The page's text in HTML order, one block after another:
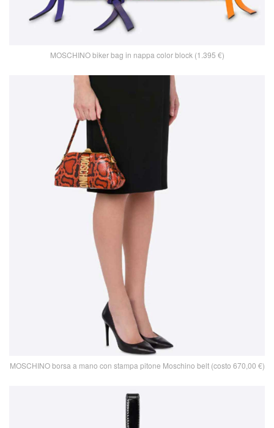
MOSCHINO biker bag in nappa color block (1.395 €)
MOSCHINO borsa a mano con stampa pitone Moschino belt (costo 670,00 €)